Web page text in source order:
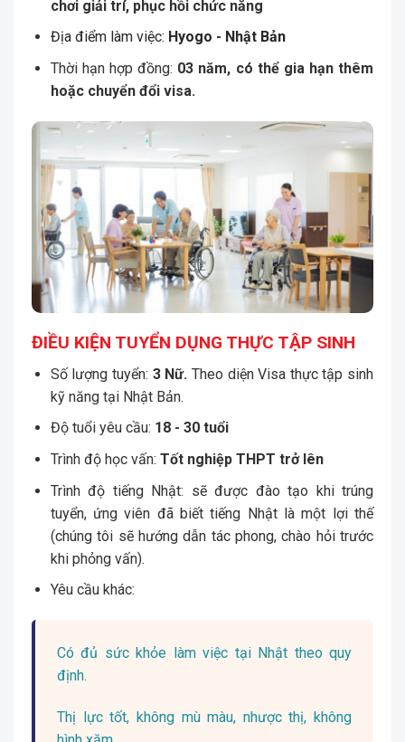
chơi giải trí, phục hồi chức năng
Địa điểm làm việc: Hyogo - Nhật Bản
Thời hạn hợp đồng: 03 năm, có thể gia hạn thêm
hoặc chuyển đổi visa.
ĐIỀU KIỆN TUYỂN DỤNG THỰC TẬP SINH
Số lượng tuyển: 3 Nữ. Theo diện Visa thực tập sinh
kỹ năng tại Nhật Bản.
Độ tuổi yêu cầu: 18 - 30tuổi
Trình độ học vấn: Tốt nghiệp THPT trở lên
Trình độ tiếng Nhật: sẽ được đào tạo khi trúng
tuyển, ứng viên đã biết tiếng Nhật là một lợi thế
(chúng tôi sẽ hướng dẫn tác phong, chào hỏi trước
khi phỏng vấn).
Yêu cầu khác:
Có đủ sức khỏe làm việc tại Nhật theo quy
định.
Thị lực tốt, không mù màu, nhược thị, không